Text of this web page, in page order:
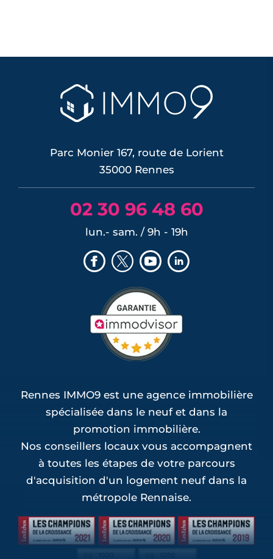
Parc Monier 167, route de Lorient
35000 Rennes
02 30 96 48 60
lun.- sam. / 9h - 19h
Rennes IMMO9 est une agence immobilière
spécialisée dans le neuf et dans la
promotion immobilière.
Nos conseillers locaux vous accompagnent
à toutes les étapes de votre parcours
d'acquisition d'un logement neuf dans la
métropole Rennaise.